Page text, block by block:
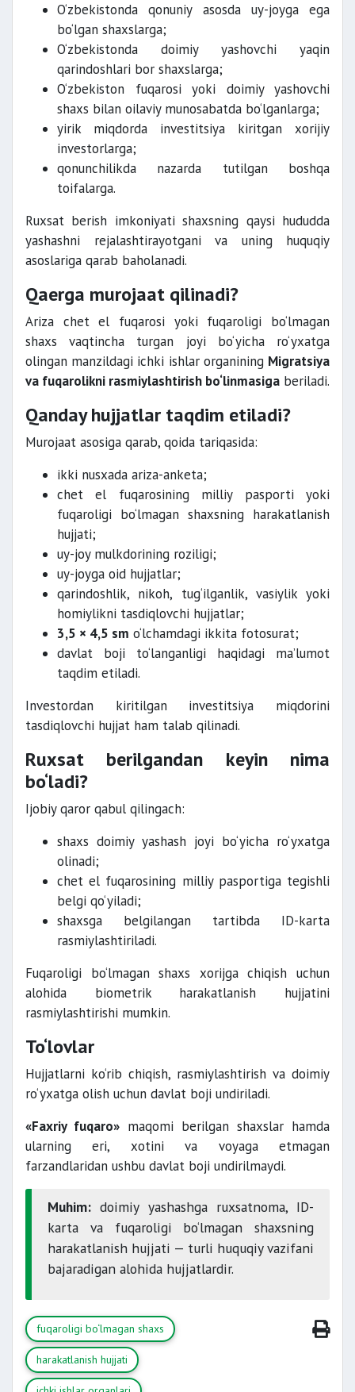
O‘zbekistonda qonuniy asosda uy-joyga ega
bo‘lgan shaxslarga;
O‘zbekistonda doimiy yashovchi yaqin
qarindoshlari bor shaxslarga;
O‘zbekiston fuqarosi yoki doimiy yashovchi
shaxs bilan oilaviy munosabatda bo‘lganlarga;
yirik miqdorda investitsiya kiritgan xorijiy
investorlarga;
qonunchilikda nazarda tutilgan boshqa
toifalarga.
Ruxsat berish imkoniyati shaxsning qaysi hududda
yashashni rejalashtirayotgani va uning huquqiy
asoslariga qarab baholanadi.
Qaerga murojaat qilinadi?
Ariza chet el fuqarosi yoki fuqaroligi bo‘lmagan
shaxs vaqtincha turgan joyi bo‘yicha ro‘yxatga
olingan manzildagi ichki ishlar organining Migratsiya
va fuqarolikni rasmiylashtirish bo‘linmasiga beriladi.
Qanday hujjatlar taqdim etiladi?
Murojaat asosiga qarab, qoida tariqasida:
ikki nusxada ariza-anketa;
chet el fuqarosining milliy pasporti yoki
fuqaroligi bo‘lmagan shaxsning harakatlanish
hujjati;
uy-joy mulkdorining roziligi;
uy-joyga oid hujjatlar;
qarindoshlik, nikoh, tug‘ilganlik, vasiylik yoki
homiylikni tasdiqlovchi hujjatlar;
3,5 × 4,5 sm o‘lchamdagi ikkita fotosurat;
davlat boji to‘langanligi haqidagi ma’lumot
taqdim etiladi.
Investordan kiritilgan investitsiya miqdorini
tasdiqlovchi hujjat ham talab qilinadi.
Ruxsat berilgandan keyin nima
bo‘ladi?
Ijobiy qaror qabul qilingach:
shaxs doimiy yashash joyi bo‘yicha ro‘yxatga
olinadi;
chet el fuqarosining milliy pasportiga tegishli
belgi qo‘yiladi;
shaxsga belgilangan tartibda ID-karta
rasmiylashtiriladi.
Fuqaroligi bo‘lmagan shaxs xorijga chiqish uchun
alohida biometrik harakatlanish hujjatini
rasmiylashtirishi mumkin.
To‘lovlar
Hujjatlarni ko‘rib chiqish, rasmiylashtirish va doimiy
ro‘yxatga olish uchun davlat boji undiriladi.
«Faxriy fuqaro» maqomi berilgan shaxslar hamda
ularning eri, xotini va voyaga etmagan
farzandlaridan ushbu davlat boji undirilmaydi.
Muhim: doimiy yashashga ruxsatnoma, ID-
karta va fuqaroligi bo‘lmagan shaxsning
harakatlanish hujjati — turli huquqiy vazifani
bajaradigan alohida hujjatlardir.
fuqaroligi bo‘lmagan shaxs
harakatlanish hujjati